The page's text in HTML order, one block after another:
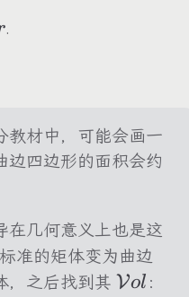
.
教材中，可能会画一
边四边形的面积会约
在几何意义上也是这
准的矩体变为曲边
，之后找到其 Vol ：